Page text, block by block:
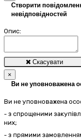
Створити
невідповідностей
Опис:
Скасувати
×
Ви не уповноважена
Ви не уповноважена
- з спрощеними
них;
- з прямими